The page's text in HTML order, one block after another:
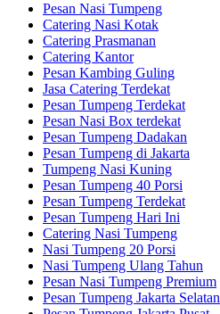
Pesan Nasi Tumpeng
Catering Nasi Kotak
Catering Prasmanan
Catering Kantor
Pesan Kambing Guling
Jasa Catering Terdekat
Pesan Tumpeng Terdekat
Pesan Nasi Box terdekat
Pesan Tumpeng Dadakan
Pesan Tumpeng di Jakarta
Tumpeng Nasi Kuning
Pesan Tumpeng 40 Porsi
Pesan Tumpeng Terdekat
Pesan Tumpeng Hari Ini
Catering Nasi Tumpeng
Nasi Tumpeng 20 Porsi
Nasi Tumpeng Ulang Tahun
Pesan Nasi Tumpeng Premium
Pesan Tumpeng Jakarta Selatan